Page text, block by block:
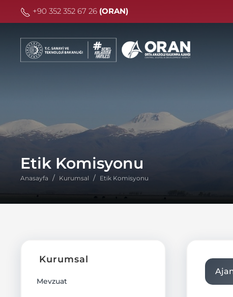
+90 352 352 67 26 (ORAN)
Etik Komisyonu
Anasayfa Kurumsal Etik Komisyonu
Kurumsal
Mevzuat